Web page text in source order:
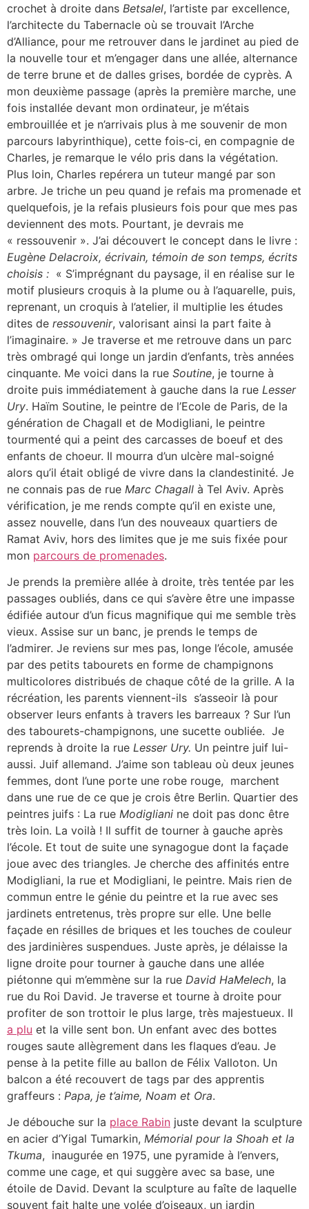
crochet à droite dans Betsalel, l’artiste par excellence,
l’architecte du Tabernacle où se trouvait l’Arche
d’Alliance, pour me retrouver dans le jardinet au pied de
la nouvelle tour et m’engager dans une allée, alternance
de terre brune et de dalles grises, bordée de cyprès. A
mon deuxième passage (après la première marche, une
fois installée devant mon ordinateur, je m’étais
embrouillée et je n’arrivais plus à me souvenir de mon
parcours labyrinthique), cette fois-ci, en compagnie de
Charles, je remarque le vélo pris dans la végétation.
Plus loin, Charles repérera un tuteur mangé par son
arbre. Je triche un peu quand je refais ma promenade et
quelquefois, je la refais plusieurs fois pour que mes pas
deviennent des mots. Pourtant, je devrais me
« ressouvenir ». J’ai découvert le concept dans le livre :
Eugène Delacroix, écrivain, témoin de son temps, écrits
choisis : « S’imprégnant du paysage, il en réalise sur le
motif plusieurs croquis à la plume ou à l’aquarelle, puis,
reprenant, un croquis à l’atelier, il multiplie les études
dites de ressouvenir, valorisant ainsi la part faite à
l’imaginaire. » Je traverse et me retrouve dans un parc
très ombragé qui longe un jardin d’enfants, très années
cinquante. Me voici dans la rue Soutine, je tourne à
droite puis immédiatement à gauche dans la rue Lesser
Ury. Haïm Soutine, le peintre de l’Ecole de Paris, de la
génération de Chagall et de Modigliani, le peintre
tourmenté qui a peint des carcasses de boeuf et des
enfants de choeur. Il mourra d’un ulcère mal-soigné
alors qu’il était obligé de vivre dans la clandestinité. Je
ne connais pas de rue Marc Chagall à Tel Aviv. Après
vérification, je me rends compte qu’il en existe une,
assez nouvelle, dans l’un des nouveaux quartiers de
Ramat Aviv, hors des limites que je me suis fixée pour
mon parcours de promenades.
Je prends la première allée à droite, très tentée par les
passages oubliés, dans ce qui s’avère être une impasse
édifiée autour d’un ficus magnifique qui me semble très
vieux. Assise sur un banc, je prends le temps de
l’admirer. Je reviens sur mes pas, longe l’école, amusée
par des petits tabourets en forme de champignons
multicolores distribués de chaque côté de la grille. A la
récréation, les parents viennent-ils s’asseoir là pour
observer leurs enfants à travers les barreaux ? Sur l’un
des tabourets-champignons, une sucette oubliée. Je
reprends à droite la rue Lesser Ury. Un peintre juif lui-
aussi. Juif allemand. J’aime son tableau où deux jeunes
femmes, dont l’une porte une robe rouge, marchent
dans une rue de ce que je crois être Berlin. Quartier des
peintres juifs : La rue Modigliani ne doit pas donc être
très loin. La voilà ! Il suffit de tourner à gauche après
l’école. Et tout de suite une synagogue dont la façade
joue avec des triangles. Je cherche des affinités entre
Modigliani, la rue et Modigliani, le peintre. Mais rien de
commun entre le génie du peintre et la rue avec ses
jardinets entretenus, très propre sur elle. Une belle
façade en résilles de briques et les touches de couleur
des jardinières suspendues. Juste après, je délaisse la
ligne droite pour tourner à gauche dans une allée
piétonne qui m’emmène sur la rue David HaMelech, la
rue du Roi David. Je traverse et tourne à droite pour
profiter de son trottoir le plus large, très majestueux. Il
a plu et la ville sent bon. Un enfant avec des bottes
rouges saute allègrement dans les flaques d’eau. Je
pense à la petite fille au ballon de Félix Valloton. Un
balcon a été recouvert de tags par des apprentis
graffeurs : Papa, je t’aime, Noam et Ora.
Je débouche sur la place Rabin juste devant la sculpture
en acier d’Yigal Tumarkin, Mémorial pour la Shoah et la
Tkuma, inaugurée en 1975, une pyramide à l’envers,
comme une cage, et qui suggère avec sa base, une
étoile de David. Devant la sculpture au faîte de laquelle
souvent fait halte une volée d’oiseaux, un jardin